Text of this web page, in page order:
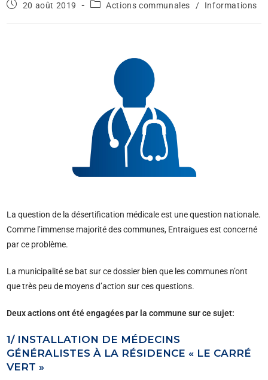
20 août 2019 Actions communales / Informations
La question de la désertification médicale est une question nationale.
Comme l’immense majorité des communes, Entraigues est concerné
par ce problème.
La municipalité se bat sur ce dossier bien que les communes n’ont
que très peu de moyens d’action sur ces questions.
Deux actions ont été engagées par la commune sur ce sujet:
1/ INSTALLATION DE MÉDECINS
GÉNÉRALISTES À LA RÉSIDENCE « LE CARRÉ
VERT »